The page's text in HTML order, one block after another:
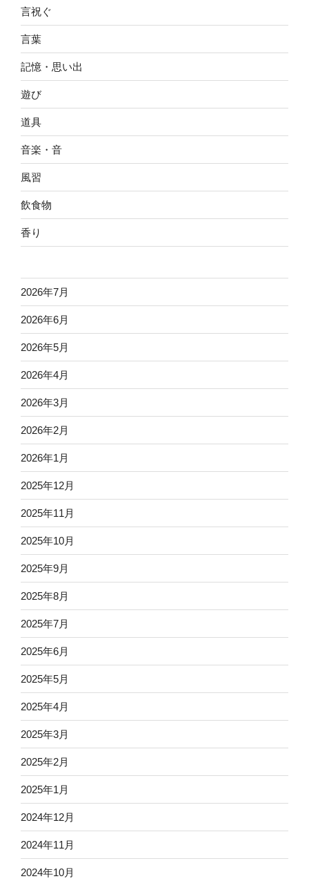
言祝ぐ
言葉
記憶・思い出
遊び
道具
音楽・音
風習
飲食物
香り
2026年7月
2026年6月
2026年5月
2026年4月
2026年3月
2026年2月
2026年1月
2025年12月
2025年11月
2025年10月
2025年9月
2025年8月
2025年7月
2025年6月
2025年5月
2025年4月
2025年3月
2025年2月
2025年1月
2024年12月
2024年11月
2024年10月